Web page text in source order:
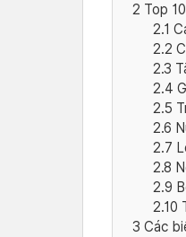
2 Top
2.1
2.2
2.3
2.4
2.5
2.6
2.7
2.8
2.9
2.10
3 Các